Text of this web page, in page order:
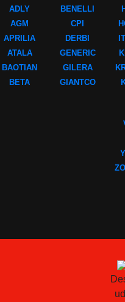
ADLY
AGM
APRILIA
ATALA
BAOTIAN
BETA
BENELLI
CPI
DERBI
GENERIC
GILERA
GIANTCO